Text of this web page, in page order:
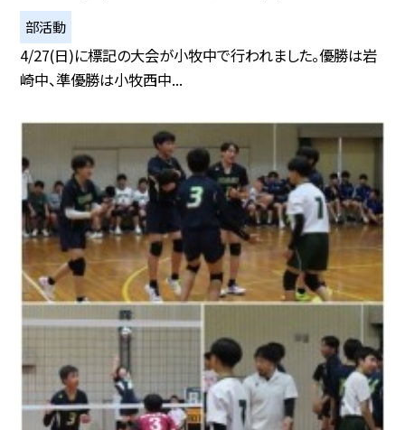
部活動
4/27(日)に標記の大会が小牧中で行われました。優勝は岩
崎中、準優勝は小牧西中...